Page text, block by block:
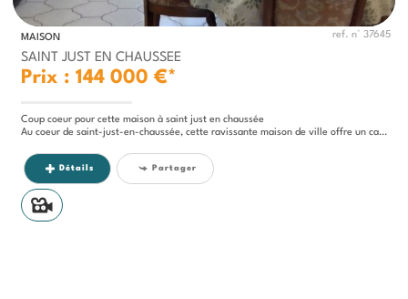
MAISON ref. n° 37645
SAINT JUST EN CHAUSSEE
Prix : 144 000 €*
Coup coeur pour cette maison à saint just en chaussée
Au coeur de saint-just-en-chaussée, cette ravissante maison de ville offre un cadre de vie paisible et conviviable,...
Détails Partager